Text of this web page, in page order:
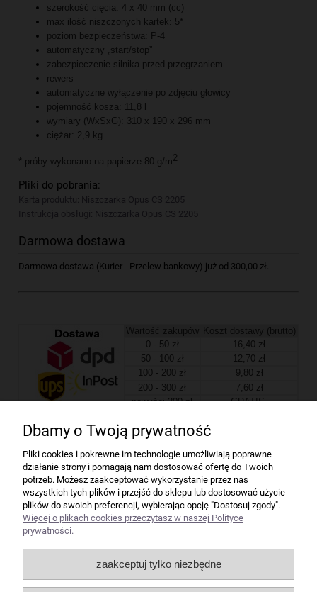
szerokość cięcia: 4 x 40 mm (cc)
max ilość niszczonych kartek: 5*
poziom bezpieczeństwa: P-4
automatyczny „start/stop”
zabezpieczenie silnika przed przegrzaniem
rewers
automatyczne wyłączenie po zdjęciu głowicy
pojemność kosza: 11,8 l
wymiary (WxSxG): 310 x 190 x 296 mm
ciężar: 2,9 kg
* próby wykonano na papierze 80 g/m2
Pliki do pobrania:
Karta produktu: Niszczarka Opus CS 2205
Instrukcja obsługi: Niszczarka Opus CS 2205
Darmowa dostawa
Darmowa dostawa (Kurier - Przelew bankowy) już od 300,00 zł.
Wartość zakupów
Koszt dostawy (brutto)
0 - 50 zł
16,40 zł
50 - 100 zł
12,70 zł
100 - 200 zł
9,80 zł
200 - 300 zł
7,60 zł
powyżej 300 zł
GRATIS
Firma
Bindownice wg producentów
Niszczarki wg producentów
Liczarki pieniędzy
Dbamy o Twoją prywatność
Pliki cookies i pokrewne im technologie umożliwiają poprawne
działanie strony i pomagają nam dostosować ofertę do Twoich
potrzeb. Możesz zaakceptować wykorzystanie przez nas
wszystkich tych plików i przejść do sklepu lub dostosować użycie
plików do swoich preferencji, wybierając opcję "Dostosuj zgody".
Więcej o plikach cookies przeczytasz w naszej Polityce
prywatności.
zaakceptuj tylko niezbędne